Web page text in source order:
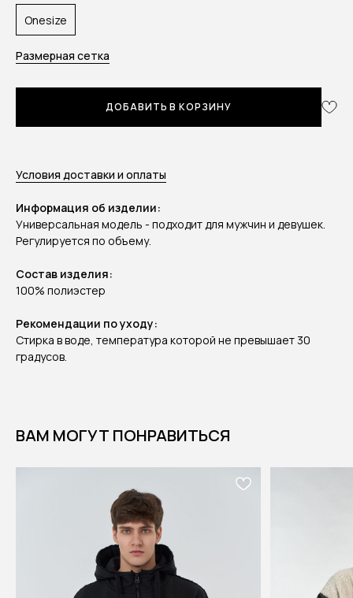
Onesize
Размерная сетка
ДОБАВИТЬ В КОРЗИНУ
Условия доставки и оплаты
Информация об изделии:
Универсальная модель - подходит для мужчин и девушек.
Регулируется по объему.
Состав изделия:
100% полиэстер
Рекомендации по уходу:
Стирка в воде, температура которой не превышает 30
градусов.
ВАМ МОГУТ ПОНРАВИТЬСЯ